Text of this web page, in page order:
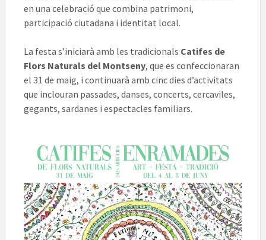
en una celebració que combina patrimoni,
participació ciutadana i identitat local.
La festa s’iniciarà amb les tradicionals Catifes de
Flors Naturals del Montseny, que es confeccionaran
el 31 de maig, i continuarà amb cinc dies d’activitats
que inclouran passades, danses, concerts, cercaviles,
gegants, sardanes i espectacles familiars.